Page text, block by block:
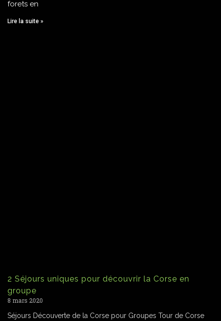
forets en
Lire la suite »
2 Séjours uniques pour découvrir la Corse en
groupe
8 mars 2020
Séjours Découverte de la Corse pour Groupes Tour de Corse